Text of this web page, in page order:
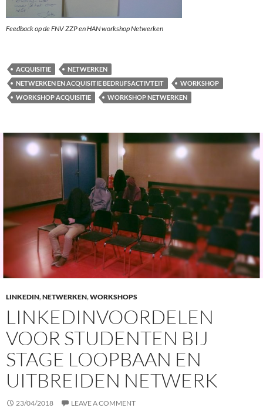
Feedback op de FNV ZZP en HAN workshop Netwerken
ACQUISITIE
NETWERKEN
NETWERKEN EN ACQUISITIE BEDRIJFSACTIVTEIT
WORKSHOP
WORKSHOP ACQUISITIE
WORKSHOP NETWERKEN
LINKEDIN,NETWERKEN,WORKSHOPS
LINKEDINVOORDELEN
VOOR STUDENTEN BIJ
STAGE LOOPBAAN EN
UITBREIDEN NETWERK
23/04/2018 LEAVE A COMMENT